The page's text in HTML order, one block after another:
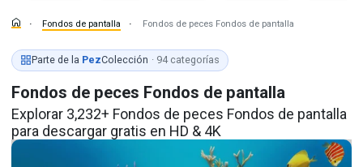
Fondos de pantalla Fondos de peces Fondos de pantalla
Parte de la PezColección · 94 categorías
Fondos de peces Fondos de pantalla
Explorar 3,232+ Fondos de peces Fondos de pantalla
para descargar gratis en HD & 4K